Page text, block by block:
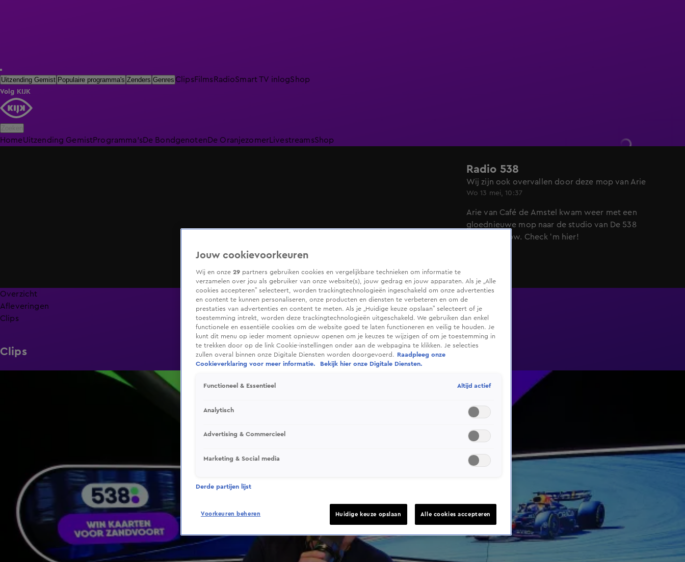
Uitzending Gemist Populaire programma's Zenders Genres ClipsFilmsRadioSmart TV inlogShop
Volg KIJK
HomeUitzending GemistProgramma'sDe BondgenotenDe Oranjezomer LivestreamsShop
Radio 538
Wij zijn ook overvallen door deze mop van Arie
Wo 13 mei, 10:37
Arie van Café de Amstel kwam weer met een
gloednieuwe mop naar de studio van De 538
Ochtendshow. Check ‘m hier!
Overzicht
Afleveringen
Clips
Clips
Jouw cookievoorkeuren
Wij en onze 29 partners gebruiken cookies en vergelijkbare technieken om informatie te
verzamelen over jou als gebruiker van onze website(s), jouw gedrag en jouw apparaten. Als je „Alle
cookies accepteren” selecteert, worden trackingtechnologieën ingeschakeld om onze advertenties
en content te kunnen personaliseren, onze producten en diensten te verbeteren en om de
prestaties van advertenties en content te meten. Als je „Huidige keuze opslaan” selecteert of je
toestemming intrekt, worden deze trackingtechnologieën uitgeschakeld. We gebruiken dan enkel
functionele en essentiële cookies om de website goed te laten functioneren en veilig te houden. Je
kunt dit menu op ieder moment opnieuw openen om je keuzes te wijzigen of om je toestemming in
te trekken door op de link Cookie-instellingen onder aan de webpagina te klikken. Je selecties
zullen overal binnen onze Digitale Diensten worden doorgevoerd.
Raadpleeg onze
Cookieverklaring voor meer informatie.
Bekijk hier onze Digitale Diensten.
Functioneel & Essentieel Altijd actief
Analytisch
Advertising & Commercieel
Marketing & Social media
Derde partijen lijst
Voorkeuren beheren Huidige keuze opslaan Alle cookies accepteren